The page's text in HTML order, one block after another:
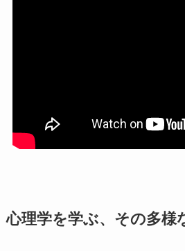
心理学を学ぶ、その多様